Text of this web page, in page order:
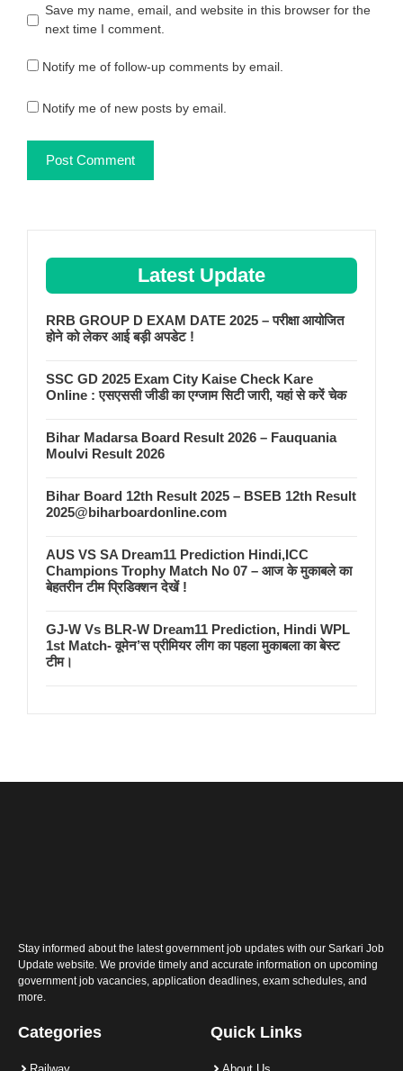
Save my name, email, and website in this browser for the
next time I comment.
Notify me of follow-up comments by email.
Notify me of new posts by email.
Latest Update
RRB GROUP D EXAM DATE 2025 – परीक्षा आयोजित
होने को लेकर आई बड़ी अपडेट !
SSC GD 2025 Exam City Kaise Check Kare
Online : एसएससी जीडी का एग्जाम सिटी जारी, यहां से करें चेक
Bihar Madarsa Board Result 2026 – Fauquania
Moulvi Result 2026
Bihar Board 12th Result 2025 – BSEB 12th Result
2025@biharboardonline.com
AUS VS SA Dream11 Prediction Hindi,ICC
Champions Trophy Match No 07 – आज के मुकाबले का
बेहतरीन टीम प्रिडिक्शन देखें !
GJ-W Vs BLR-W Dream11 Prediction, Hindi WPL
1st Match- वूमेन’स प्रीमियर लीग का पहला मुकाबला का बेस्ट
टीम।
Stay informed about the latest government job updates with our Sarkari Job
Update website. We provide timely and accurate information on upcoming
government job vacancies, application deadlines, exam schedules, and
more.
Categories Quick Links